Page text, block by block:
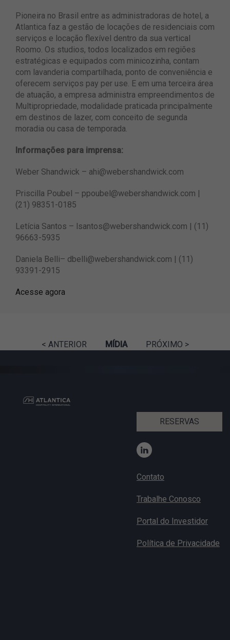
Pioneira no Brasil entre as administradoras de hotel, a
Atlantica faz a gestão de locações de residenciais com
serviços e locação flexível dentro da sua vertical
Roomo. Os studios, todos localizados em regiões
estratégicas e equipados com minicozinha, contam
com lavanderia compartilhada, ponto de conveniência e
oferecem serviços pay per use. E em uma terceira área
de atuação, a empresa administra empreendimentos de
Multipropriedade, modalidade praticada principalmente
em destinos de lazer, com conceito de segunda
moradia ou casa de temporada.
Informações para imprensa:
Weber Shandwick – ahi@webershandwick.com
Priscilla Poubel – ppoubel@webershandwick.com
(21) 98351-0185
Letícia Santos – lsantos@webershandwick.com | (11)
96663-5935
Daniela Belli– dbelli@webershandwick.com | (11)
93391-2915
Acesse agora
< ANTERIOR MÍDIA PRÓXIMO >
RESERVAS
Contato
Trabalhe Conosco
Portal do Investidor
Política de Privacidade